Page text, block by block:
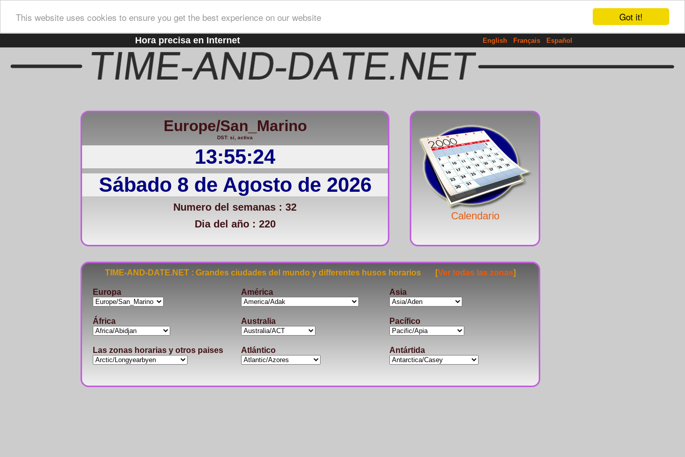
Got it!
This website uses cookies to ensure you get the best experience on our website
Hora precisa en Internet English Français Español
Europe/San_Marino
DST: si, activa
13:55:24
Sábado 8 de Agosto de 2026
Numero del semanas : 32
Dia del año : 220
Calendario
TIME-AND-DATE.NET : Grandes ciudades del mundo y differentes husos horarios [Ver todas las zonas]
Europa América Asia
África Australia Pacífico
Las zonas horarias y otros paises Atlántico Antártida